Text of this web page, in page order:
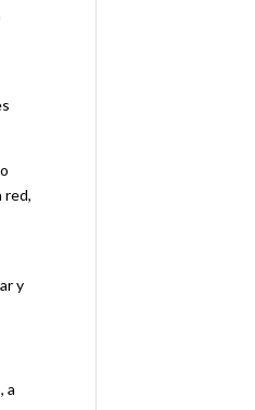
red,
y
a